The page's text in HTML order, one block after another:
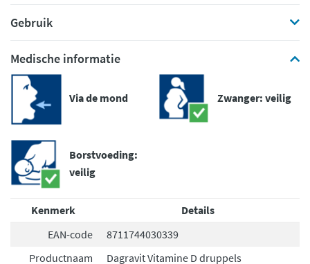
Gebruik
Medische informatie
Via de mond Zwanger: veilig
Borstvoeding:
veilig
Kenmerk
Details
EAN-code
8711744030339
Productnaam
Dagravit Vitamine D druppels